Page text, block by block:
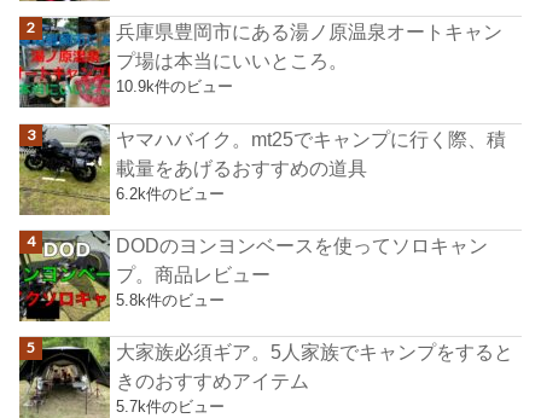
兵庫県豊岡市にある湯ノ原温泉オートキャン
プ場は本当にいいところ。
10.9k件のビュー
ヤマハバイク。mt25でキャンプに行く際、積
載量をあげるおすすめの道具
6.2k件のビュー
DODのヨンヨンベースを使ってソロキャン
プ。商品レビュー
5.8k件のビュー
大家族必須ギア。5人家族でキャンプをすると
きのおすすめアイテム
5.7k件のビュー